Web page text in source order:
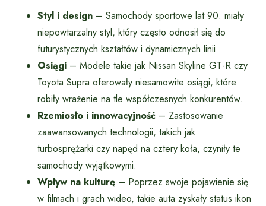
Styl i design – Samochody sportowe lat 90. miały
niepowtarzalny styl, który często odnosił się do
futurystycznych kształtów i dynamicznych linii.
Osiągi – Modele takie jak Nissan Skyline GT-R czy
Toyota Supra oferowały niesamowite osiągi, które
robiły wrażenie na tle współczesnych konkurentów.
Rzemiosło i innowacyjność – Zastosowanie
zaawansowanych technologii, takich jak
turbosprężarki czy napęd na cztery koła, czyniły te
samochody wyjątkowymi.
Wpływ na kulturę – Poprzez swoje pojawienie się
w filmach i grach wideo, takie auta zyskały status ikon